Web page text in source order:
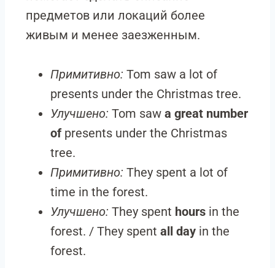
предметов или локаций более
живым и менее заезженным.
Примитивно: Tom saw a lot of
presents under the Christmas tree.
Улучшено: Tom saw a great number
ofpresents under the Christmas
tree.
Примитивно: They spent a lot of
time in the forest.
Улучшено: They spent hours in the
forest. / They spent all day in the
forest.